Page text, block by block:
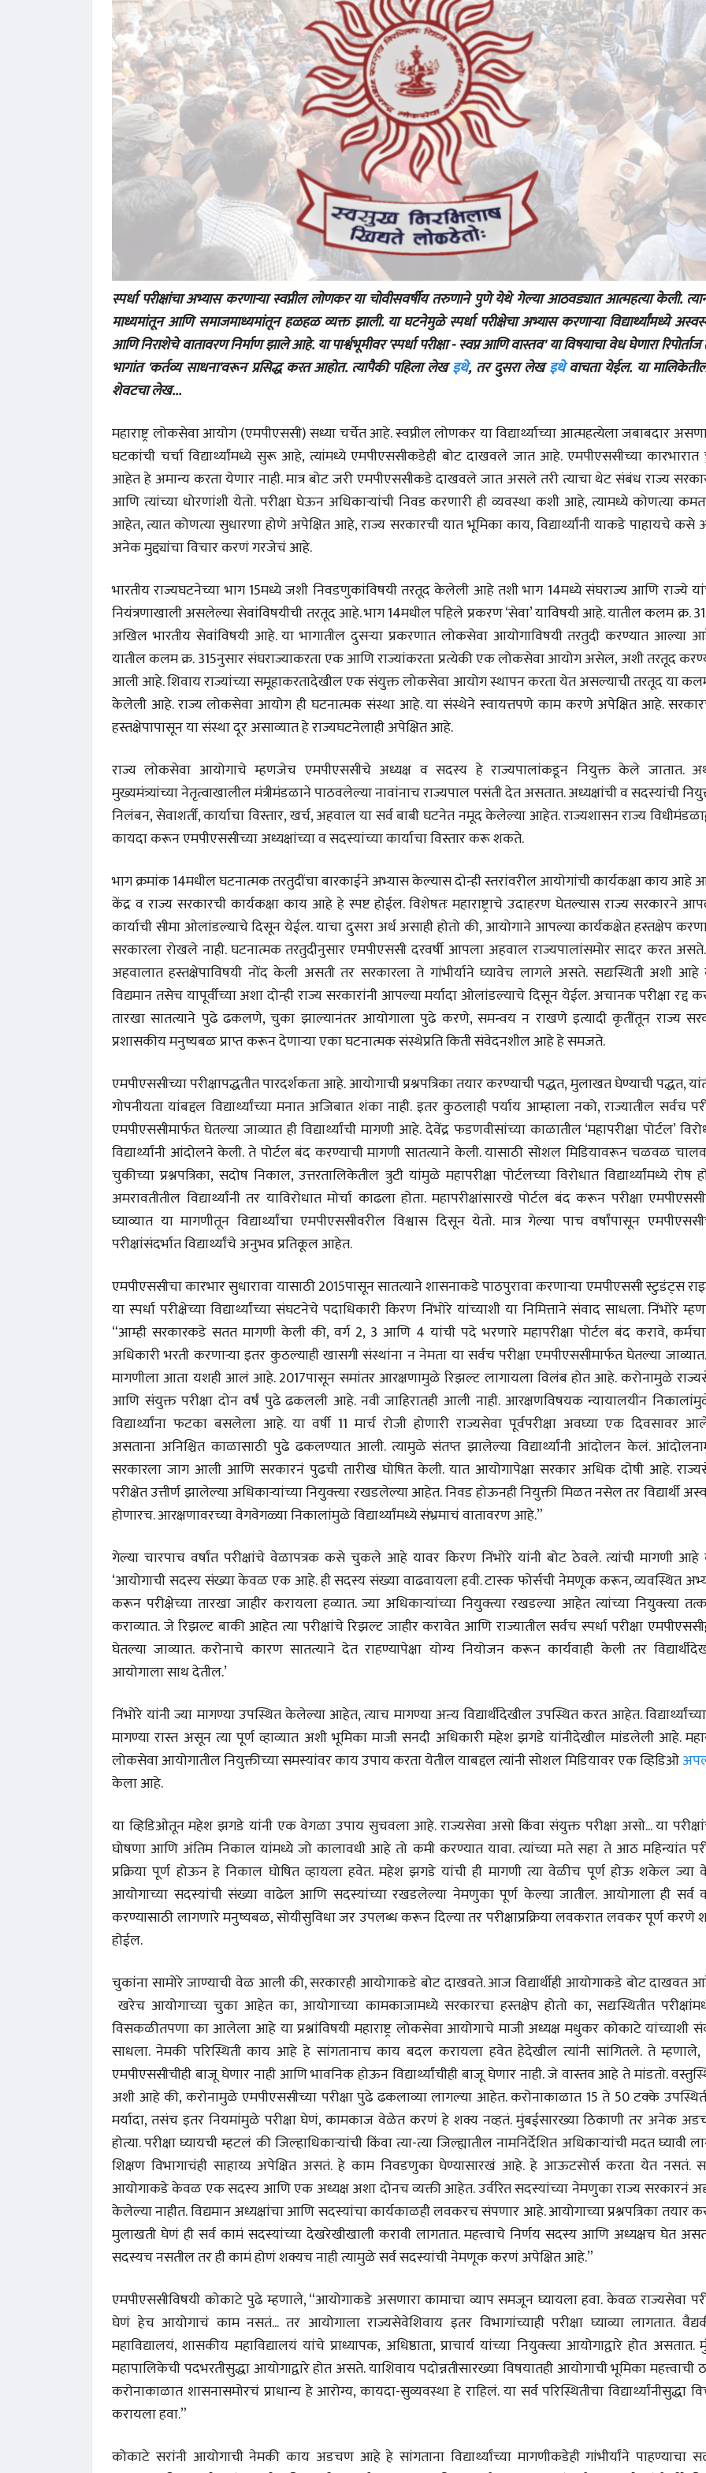
स्पर्धा परीक्षांचा अभ्यास करणाऱ्या स्वप्नील लोणकर या चोवीसवर्षीय तरुणाने पुणे येथे गेल्या आठवड्यात आत्महत्या केली.
माध्यमांतून आणि समाजमाध्यमांतून हळहळ व्यक्त झाली. या घटनेमुळे स्पर्धा परीक्षेचा अभ्यास करणार्‍या विद्यार्थ्यांमध्ये
आणि निराशेचे वातावरण निर्माण झाले आहे. या पार्श्वभूमीवर 'स्पर्धा परीक्षा - स्वप्न आणि वास्तव' या विषयाचा वेध घेणारा रिपोर्ताज
भागांत 'कर्तव्य साधना'वरून प्रसिद्ध करत आहोत. त्यापैकी पहिला लेखइथे, तर दुसरा लेखइथेवाचता येईल. या
शेवटचा लेख...
महाराष्ट्र लोकसेवा आयोग (एमपीएससी) सध्या चर्चेत आहे. स्वप्नील लोणकर या विद्यार्थ्याच्या आत्महत्येला जबाबदार
घटकांची चर्चा विद्यार्थ्यांमध्ये सुरू आहे, त्यांमध्ये एमपीएससीकडेही बोट दाखवले जात आहे. एमपीएससीच्या कारभारात
आहेत हे अमान्य करता येणार नाही. मात्र बोट जरी एमपीएससीकडे दाखवले जात असले तरी त्याचा थेट संबंध राज्य
आणि त्यांच्या धोरणांशी येतो. परीक्षा घेऊन अधिकाऱ्यांची निवड करणारी ही व्यवस्था कशी आहे, त्यामध्ये कोणत्या
आहेत, त्यात कोणत्या सुधारणा होणे अपेक्षित आहे, राज्य सरकारची यात भूमिका काय, विद्यार्थ्यांनी याकडे पाहायचे कसे
अनेक मुद्द्यांचा विचार करणं गरजेचं आहे.
भारतीय राज्यघटनेच्या भाग 15मध्ये जशी निवडणुकांविषयी तरतूद केलेली आहे तशी भाग 14मध्ये संघराज्य आणि राज्ये
नियंत्रणाखाली असलेल्या सेवांविषयीची तरतूद आहे. भाग 14मधील पहिले प्रकरण ‘सेवा’ याविषयी आहे. यातील कलम क्र.
अखिल भारतीय सेवांविषयी आहे. या भागातील दुसऱ्या प्रकरणात लोकसेवा आयोगाविषयी तरतुदी करण्यात आल्या
यातील कलम क्र. 315नुसार संघराज्याकरता एक आणि राज्यांकरता प्रत्येकी एक लोकसेवा आयोग असेल, अशी तरतूद
आली आहे. शिवाय राज्यांच्या समूहाकरतादेखील एक संयुक्त लोकसेवा आयोग स्थापन करता येत असल्याची तरतूद या
केलेली आहे. राज्य लोकसेवा आयोग ही घटनात्मक संस्था आहे. या संस्थेने स्वायत्तपणे काम करणे अपेक्षित आहे.
हस्तक्षेपापासून या संस्था दूर असाव्यात हे राज्यघटनेलाही अपेक्षित आहे.
राज्य लोकसेवा आयोगाचे म्हणजेच एमपीएससीचे अध्यक्ष व सदस्य हे राज्यपालांकडून नियुक्त केले जातात.
मुख्यमंत्र्यांच्या नेतृत्वाखालील मंत्रीमंडळाने पाठवलेल्या नावांनाच राज्यपाल पसंती देत असतात. अध्यक्षांची व सदस्यांची
निलंबन, सेवाशर्ती, कार्याचा विस्तार, खर्च, अहवाल या सर्व बाबी घटनेत नमूद केलेल्या आहेत. राज्यशासन राज्य
कायदा करून एमपीएससीच्या अध्यक्षांच्या व सदस्यांच्या कार्याचा विस्तार करू शकते.
भाग क्रमांक 14मधील घटनात्मक तरतुदींचा बारकाईने अभ्यास केल्यास दोन्ही स्तरांवरील आयोगांची कार्यकक्षा काय आहे
केंद्र व राज्य सरकारची कार्यकक्षा काय आहे हे स्पष्ट होईल. विशेषतः महाराष्ट्राचे उदाहरण घेतल्यास राज्य सरकारने
कार्याची सीमा ओलांडल्याचे दिसून येईल. याचा दुसरा अर्थ असाही होतो की, आयोगाने आपल्या कार्यकक्षेत हस्तक्षेप
सरकारला रोखले नाही. घटनात्मक तरतुदीनुसार एमपीएससी दरवर्षी आपला अहवाल राज्यपालांसमोर सादर करत
अहवालात हस्तक्षेपाविषयी नोंद केली असती तर सरकारला ते गांभीर्याने घ्यावेच लागले असते. सद्यःस्थिती अशी आहे
विद्यमान तसेच यापूर्वीच्या अशा दोन्ही राज्य सरकारांनी आपल्या मर्यादा ओलांडल्याचे दिसून येईल. अचानक परीक्षा रद्द
तारखा सातत्याने पुढे ढकलणे, चुका झाल्यानंतर आयोगाला पुढे करणे, समन्वय न राखणे इत्यादी कृतींतून राज्य
प्रशासकीय मनुष्यबळ प्राप्त करून देणाऱ्या एका घटनात्मक संस्थेप्रति किती संवेदनशील आहे हे समजते.
एमपीएससीच्या परीक्षापद्धतीत पारदर्शकता आहे. आयोगाची प्रश्नपत्रिका तयार करण्याची पद्धत, मुलाखत घेण्याची पद्धत,
गोपनीयता यांबद्दल विद्यार्थ्यांच्या मनात अजिबात शंका नाही. इतर कुठलाही पर्याय आम्हाला नको, राज्यातील सर्वच
एमपीएससीमार्फत घेतल्या जाव्यात ही विद्यार्थ्यांची मागणी आहे. देवेंद्र फडणवीसांच्या काळातील ‘महापरीक्षा पोर्टल’
विद्यार्थ्यांनी आंदोलने केली. ते पोर्टल बंद करण्याची मागणी सातत्याने केली. यासाठी सोशल मिडियावरून चळवळ
चुकीच्या प्रश्नपत्रिका, सदोष निकाल, उत्तरतालिकेतील त्रुटी यांमुळे महापरीक्षा पोर्टलच्या विरोधात विद्यार्थ्यांमध्ये रोष
अमरावतीतील विद्यार्थ्यांनी तर याविरोधात मोर्चा काढला होता. महापरीक्षांसारखे पोर्टल बंद करून परीक्षा
घ्याव्यात या मागणीतून विद्यार्थ्यांचा एमपीएससीवरील विश्वास दिसून येतो. मात्र गेल्या पाच वर्षांपासून
परीक्षांसंदर्भात विद्यार्थ्यांचे अनुभव प्रतिकूल आहेत.
एमपीएससीचा कारभार सुधारावा यासाठी 2015पासून सातत्याने शासनाकडे पाठपुरावा करणाऱ्या एमपीएससी स्टुडंट्स
या स्पर्धा परीक्षेच्या विद्यार्थ्यांच्या संघटनेचे पदाधिकारी किरण निंभोरे यांच्याशी या निमित्ताने संवाद साधला. निंभोरे
“आम्ही सरकारकडे सतत मागणी केली की, वर्ग 2, 3 आणि 4 यांची पदे भरणारे महापरीक्षा पोर्टल बंद करावे,
अधिकारी भरती करणाऱ्या इतर कुठल्याही खासगी संस्थांना न नेमता या सर्वच परीक्षा एमपीएससीमार्फत घेतल्या
मागणीला आता यशही आलं आहे. 2017पासून समांतर आरक्षणामुळे रिझल्ट लागायला विलंब होत आहे. करोनामुळे
आणि संयुक्त परीक्षा दोन वर्षं पुढे ढकलली आहे. नवी जाहिरातही आली नाही. आरक्षणविषयक न्यायालयीन
विद्यार्थ्यांना फटका बसलेला आहे. या वर्षी 11 मार्च रोजी होणारी राज्यसेवा पूर्वपरीक्षा अवघ्या एक दिवसावर
असताना अनिश्चित काळासाठी पुढे ढकलण्यात आली. त्यामुळे संतप्त झालेल्या विद्यार्थ्यांनी आंदोलन केलं.
सरकारला जाग आली आणि सरकारनं पुढची तारीख घोषित केली. यात आयोगापेक्षा सरकार अधिक दोषी आहे.
परीक्षेत उत्तीर्ण झालेल्या अधिकाऱ्यांच्या नियुक्त्या रखडलेल्या आहेत. निवड होऊनही नियुक्ती मिळत नसेल तर विद्यार्थी
होणारच. आरक्षणावरच्या वेगवेगळ्या निकालांमुळे विद्यार्थ्यांमध्ये संभ्रमाचं वातावरण आहे.”
गेल्या चारपाच वर्षांत परीक्षांचे वेळापत्रक कसे चुकले आहे यावर किरण निंभोरे यांनी बोट ठेवले. त्यांची मागणी आहे
‘आयोगाची सदस्य संख्या केवळ एक आहे. ही सदस्य संख्या वाढवायला हवी. टास्क फोर्सची नेमणूक करून, व्यवस्थित
करून परीक्षेच्या तारखा जाहीर करायला हव्यात. ज्या अधिकाऱ्यांच्या नियुक्त्या रखडल्या आहेत त्यांच्या नियुक्त्या
कराव्यात. जे रिझल्ट बाकी आहेत त्या परीक्षांचे रिझल्ट जाहीर करावेत आणि राज्यातील सर्वच स्पर्धा परीक्षा
घेतल्या जाव्यात. करोनाचे कारण सातत्याने देत राहण्यापेक्षा योग्य नियोजन करून कार्यवाही केली तर
आयोगाला साथ देतील.’
निंभोरे यांनी ज्या मागण्या उपस्थित केलेल्या आहेत, त्याच मागण्या अऩ्य विद्यार्थीदेखील उपस्थित करत आहेत.
मागण्या रास्त असून त्या पूर्ण व्हाव्यात अशी भूमिका माजी सनदी अधिकारी महेश झगडे यांनीदेखील मांडलेली आहे.
लोकसेवा आयोगातील नियुक्तीच्या समस्यांवर काय उपाय करता येतील याबद्दल त्यांनी सोशल मिडियावर एक व्हिडिओ
केला आहे.
या व्हिडिओतून महेश झगडे यांनी एक वेगळा उपाय सुचवला आहे. राज्यसेवा असो किंवा संयुक्त परीक्षा असो... या
घोषणा आणि अंतिम निकाल यांमध्ये जो कालावधी आहे तो कमी करण्यात यावा. त्यांच्या मते सहा ते आठ महिन्यांत
प्रक्रिया पूर्ण होऊन हे निकाल घोषित व्हायला हवेत. महेश झगडे यांची ही मागणी त्या वेळीच पूर्ण होऊ शकेल ज्या
आयोगाच्या सदस्यांची संख्या वाढेल आणि सदस्यांच्या रखडलेल्या नेमणुका पूर्ण केल्या जातील. आयोगाला ही सर्व
करण्यासाठी लागणारे मनुष्यबळ, सोयीसुविधा जर उपलब्ध करून दिल्या तर परीक्षाप्रक्रिया लवकरात लवकर पूर्ण करणे
होईल.
चुकांना सामोरे जाण्याची वेळ आली की, सरकारही आयोगाकडे बोट दाखवते. आज विद्यार्थीही आयोगाकडे बोट दाखवत
खरेच आयोगाच्या चुका आहेत का, आयोगाच्या कामकाजामध्ये सरकारचा हस्तक्षेप होतो का, सद्यःस्थितीत
विसकळीतपणा का आलेला आहे या प्रश्नांविषयी महाराष्ट्र लोकसेवा आयोगाचे माजी अध्यक्ष मधुकर कोकाटे यांच्याशी
साधला. नेमकी परिस्थिती काय आहे हे सांगतानाच काय बदल करायला हवेत हेदेखील त्यांनी सांगितले. ते म्हणाले,
एमपीएससीचीही बाजू घेणार नाही आणि भावनिक होऊन विद्यार्थ्यांचीही बाजू घेणार नाही. जे वास्तव आहे ते मांडतो.
अशी आहे की, करोनामुळे एमपीएससीच्या परीक्षा पुढे ढकलाव्या लागल्या आहेत. करोनाकाळात 15 ते 50 टक्के
मर्यादा, तसंच इतर नियमांमुळे परीक्षा घेणं, कामकाज वेळेत करणं हे शक्य नव्हतं. मुंबईसारख्या ठिकाणी तर अनेक
होत्या. परीक्षा घ्यायची म्हटलं की जिल्हाधिकाऱ्यांची किंवा त्या-त्या जिल्ह्यातील नामनिर्देशित अधिकाऱ्यांची मदत घ्यावी
शिक्षण विभागाचंही साहाय्य अपेक्षित असतं. हे काम निवडणुका घेण्यासारखं आहे. हे आऊटसोर्स करता येत नसतं.
आयोगाकडे केवळ एक सदस्य आणि एक अध्यक्ष अशा दोनच व्यक्ती आहेत. उर्वरित सदस्यांच्या नेमणुका राज्य सरकारनं
केलेल्या नाहीत. विद्यमान अध्यक्षांचा आणि सदस्यांचा कार्यकाळही लवकरच संपणार आहे. आयोगाच्या प्रश्नपत्रिका तयार
मुलाखती घेणं ही सर्व कामं सदस्यांच्या देखरेखीखाली करावी लागतात. महत्त्वाचे निर्णय सदस्य आणि अध्यक्षच घेत
सदस्यच नसतील तर ही कामं होणं शक्यच नाही त्यामुळे सर्व सदस्यांची नेमणूक करणं अपेक्षित आहे.”
एमपीएससीविषयी कोकाटे पुढे म्हणाले, “आयोगाकडे असणारा कामाचा व्याप समजून घ्यायला हवा. केवळ राज्यसेवा
घेणं हेच आयोगाचं काम नसतं... तर आयोगाला राज्यसेवेशिवाय इतर विभागांच्याही परीक्षा घ्याव्या लागतात.
महाविद्यालयं, शासकीय महाविद्यालयं यांचे प्राध्यापक, अधिष्ठाता, प्राचार्य यांच्या नियुक्त्या आयोगाद्वारे होत असतात.
महापालिकेची पदभरतीसुद्धा आयोगाद्वारे होत असते. याशिवाय पदोन्नतीसारख्या विषयातही आयोगाची भूमिका महत्त्वाची
करोनाकाळात शासनासमोरचं प्राधान्य हे आरोग्य, कायदा-सुव्यवस्था हे राहिलं. या सर्व परिस्थितीचा विद्यार्थ्यांनीसुद्धा
करायला हवा.”
कोकाटे सरांनी आयोगाची नेमकी काय अडचण आहे हे सांगताना विद्यार्थ्यांच्या मागणीकडेही गांभीर्यांने पाहण्याचा
सतीश देशपांडे
26 Jun 2023
परिचय
मराठी वाचकांच्या आर्थिक
जाणिवा वाढवणारे पुस्तक
सतीश देशपांडे
24 Sep 2021
रिपोर्ताज
दोष विद्यार्थ्यांचा नसून
आपल्या शैक्षणिक–आर्थिक
धोरणांचा आहे!
सतीश देशपांडे
14 Jul 2021
रिपोर्ताज
हस्तक्षेप नको!
सतीश देशपांडे
15 Jul 2021
भाषण
'चीन भेटीतील भाषणे' या
पुस्तकाचा प्रकाशनसोहळा
सानिया कर्णिक, सतीश बागल,
नीती बडवे, भानू काळे
30 Jul 2026
एक सक्षम आणि जागतिक
दर्जाची शिक्षणव्यवस्था ही
काळाची गरज आहे
शशी थरूर
31 Jul 2026
लेख
जम्मू-काश्मीरला राज्याचा
दर्जा देण्यासंदर्भात फोल
ठरलेली आश्वासनं
रामचंद्र गुहा
28 Jul 2026
प्रधानांच्याच काय
पंतप्रधानांच्या राजीनाम्यानेही
प्रश्न सुटणार नाही, पण...
स्नेहलता जाधव
23 Jul 2026
EDITORIAL
Wangchuk's Hunger
Strike Make a
Difference?
20 Jul 2026
व्यक्तिवेध
मूर्त दृश्याला
देणारा चित्रकार
सोमनाथ
17 Jul 2026
रुग्णशुश्रूषा :
डॉ. दिलीप शिंदे
15 Jul 2026
व्यक्तिवेध
देणारा चित्रकार
सोमनाथ कोमरपंत
17 Jul 2026
आगामी पुस्तकातील अंश
चीनचा निरोप घेताना...
रवींद्रनाथ टागोर.
16 Jul 2026
भाषण
डॉ. दिलीप शिंदे आणि मान्यवर
लेख
उगवती नोस्कोव्हा, मावळतीला
झुकलेला जोकोविच आणि
दरम्यान विम्बल्डन
आ. श्री. केतकर
14 Jul 2026
भाषण
१५५ सदाशिव पेठ, सातारा :
लोकविलक्षण दाभोलकर
कुटुंबाची कथा
ज्ञानदेव म्हस्के, डॉ. शैला
दाभोलकर, दत्तप्रसाद दाभोळकर,
दत्ता दामोदर नायक
08 Jul 2026
देणारा चित्रकार
सोमनाथ कोमरपंत
17 Jul 2026
आगामी
चीनचा निरोप
रवींद्रनाथ टागोर.
16 Jul 2026
डॉ. दिलीप शिंदे
15 Jul 2026
लेख
उगवती नोस्कोव्हा,
झुकलेला
दरम्यान विम्बल्डन
आ. श्री. केतकर
14 Jul 2026
भाषण
१५५ सदाशिव पेठ,
लोकविलक्षण
कुटुंबाची कथा
ज्ञानदेव म्हस्के,
दाभोलकर, दत्तप्रसाद
दत्ता दामोदर नायक
अंक वाचण्यासाठी येथे क्लिक करा.. अंक वाचण्यासाठी येथे क्लिक करा..
धार्मिक व सामाजिक सुधारणा हे पुस्तक खरेदी
करण्यासाठी येथे क्लिक करा.
भारतीय अर्थकारणावरील निबंध हे पुस्तक
खरेदी करण्यासाठी येथे क्लिक करा.
चीन भेटीतील भाषणे - रवींद्रनाथ टागोर